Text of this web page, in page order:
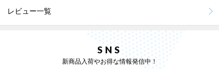
レビュー一覧
SNS
新商品入荷やお得な情報発信中！